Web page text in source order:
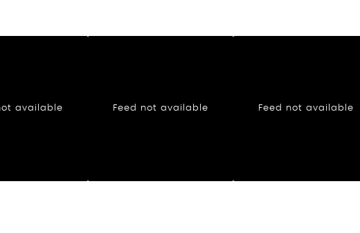
available Feed not available Feed not available